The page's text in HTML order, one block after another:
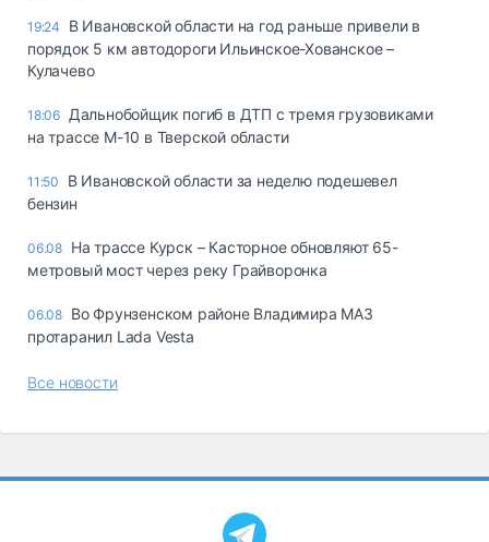
19:24
В Ивановской области на год раньше привели в
порядок 5 км автодороги Ильинское-Хованское –
Кулачево
18:06 Дальнобойщик погиб в ДТП с тремя грузовиками
на трассе М-10 в Тверской области
11:50
В Ивановской области за неделю подешевел
бензин
06.08 На трассе Курск – Касторное обновляют 65-
метровый мост через реку Грайворонка
06.08 Во Фрунзенском районе Владимира МАЗ
протаранил Lada Vesta
Все новости